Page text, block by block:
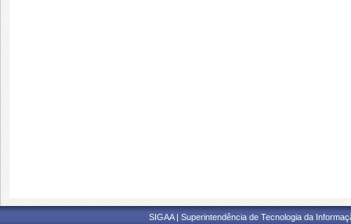
SIGAA | Superintendência de Tecnologia da